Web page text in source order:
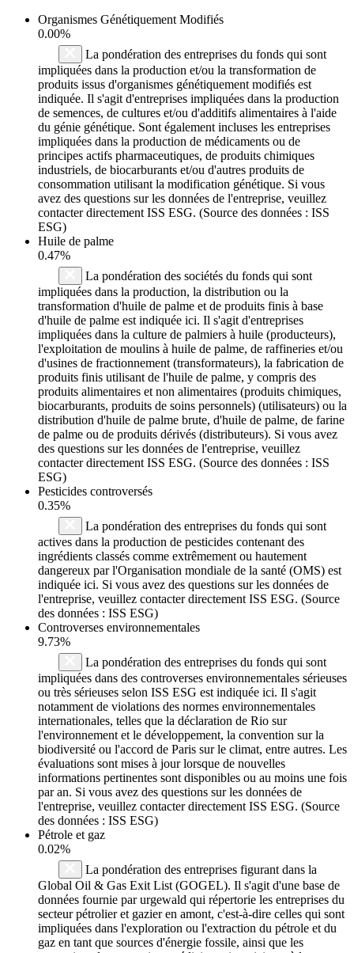
Organismes Génétiquement Modifiés
0.00%
La pondération des entreprises du fonds qui sont
impliquées dans la production et/ou la transformation de
produits issus d'organismes génétiquement modifiés est
indiquée. Il s'agit d'entreprises impliquées dans la production
de semences, de cultures et/ou d'additifs alimentaires à l'aide
du génie génétique. Sont également incluses les entreprises
impliquées dans la production de médicaments ou de
principes actifs pharmaceutiques, de produits chimiques
industriels, de biocarburants et/ou d'autres produits de
consommation utilisant la modification génétique. Si vous
avez des questions sur les données de l'entreprise, veuillez
contacter directement ISS ESG. (Source des données : ISS
ESG)
Huile de palme
0.47%
La pondération des sociétés du fonds qui sont
impliquées dans la production, la distribution ou la
transformation d'huile de palme et de produits finis à base
d'huile de palme est indiquée ici. Il s'agit d'entreprises
impliquées dans la culture de palmiers à huile (producteurs),
l'exploitation de moulins à huile de palme, de raffineries et/ou
d'usines de fractionnement (transformateurs), la fabrication de
produits finis utilisant de l'huile de palme, y compris des
produits alimentaires et non alimentaires (produits chimiques,
biocarburants, produits de soins personnels) (utilisateurs) ou la
distribution d'huile de palme brute, d'huile de palme, de farine
de palme ou de produits dérivés (distributeurs). Si vous avez
des questions sur les données de l'entreprise, veuillez
contacter directement ISS ESG. (Source des données : ISS
ESG)
Pesticides controversés
0.35%
La pondération des entreprises du fonds qui sont
actives dans la production de pesticides contenant des
ingrédients classés comme extrêmement ou hautement
dangereux par l'Organisation mondiale de la santé (OMS) est
indiquée ici. Si vous avez des questions sur les données de
l'entreprise, veuillez contacter directement ISS ESG. (Source
des données : ISS ESG)
Controverses environnementales
9.73%
La pondération des entreprises du fonds qui sont
impliquées dans des controverses environnementales sérieuses
ou très sérieuses selon ISS ESG est indiquée ici. Il s'agit
notamment de violations des normes environnementales
internationales, telles que la déclaration de Rio sur
l'environnement et le développement, la convention sur la
biodiversité ou l'accord de Paris sur le climat, entre autres. Les
évaluations sont mises à jour lorsque de nouvelles
informations pertinentes sont disponibles ou au moins une fois
par an. Si vous avez des questions sur les données de
l'entreprise, veuillez contacter directement ISS ESG. (Source
des données : ISS ESG)
Pétrole et gaz
0.02%
La pondération des entreprises figurant dans la
Global Oil & Gas Exit List (GOGEL). Il s'agit d'une base de
données fournie par urgewald qui répertorie les entreprises du
secteur pétrolier et gazier en amont, c'est-à-dire celles qui sont
impliquées dans l'exploration ou l'extraction du pétrole et du
gaz en tant que sources d'énergie fossile, ainsi que les